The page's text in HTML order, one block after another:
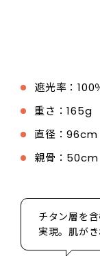
遮光率：100
重さ：165g
直径：96cm
親骨：50cm
チタン層を
実現。肌が